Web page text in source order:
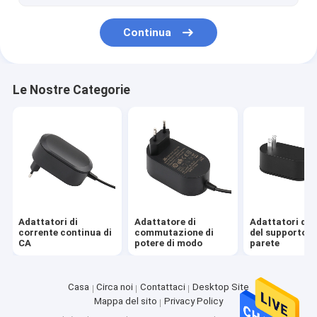
Continua
Le Nostre Categorie
Adattatori di
corrente continua di
CA
Adattatore di
commutazione di
potere di modo
Adattatori di
del supporto
parete
Casa Circa noi Contattaci
Desktop Site
Mappa del sito
Privacy Policy